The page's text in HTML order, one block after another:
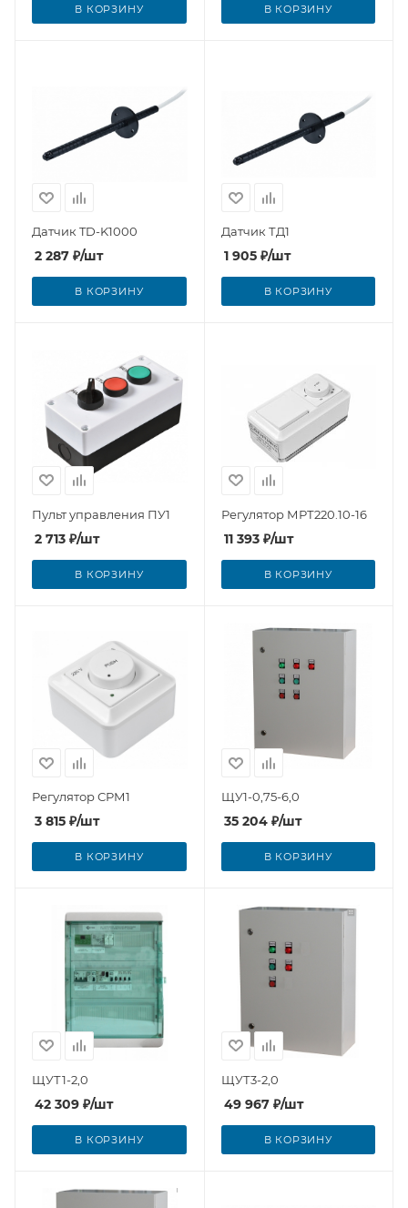
В КОРЗИНУ В КОРЗИНУ
Датчик TD-K1000
2 287 ₽/шт
В КОРЗИНУ
Датчик ТД1
1 905₽/шт
В КОРЗИНУ
Пульт управления ПУ1
2 713 ₽/шт
В КОРЗИНУ
Регулятор МРТ220.10-16
11 393₽/шт
В КОРЗИНУ
Регулятор СРМ1
3 815 ₽/шт
В КОРЗИНУ
ЩУ1-0,75-6,0
35 204₽/шт
В КОРЗИНУ
ЩУТ1-2,0
42 309 ₽/шт
В КОРЗИНУ
ЩУТ3-2,0
49 967₽/шт
В КОРЗИНУ